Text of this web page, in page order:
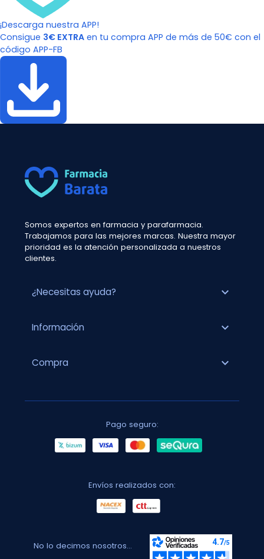
¡Descarga nuestra APP!
Consigue 3€ EXTRA en tu compra APP de más de 50€ con el
código APP-FB
Somos expertos en farmacia y parafarmacia.
Trabajamos para las mejores marcas. Nuestra mayor
prioridad es la atención personalizada a nuestros
clientes.
¿Necesitas ayuda? expand_more
Información expand_more
Compra expand_more
Pago seguro:
Envíos realizados con:
No lo decimos nosotros...